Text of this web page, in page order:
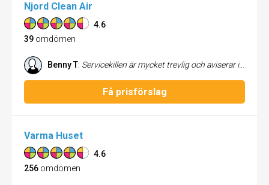
Njord Clean Air
4.6
39 omdömen
Benny T: Servicekillen är mycket trevlig och aviserar i god tid för filterbyte.
Få prisförslag
Varma Huset
4.6
256 omdömen